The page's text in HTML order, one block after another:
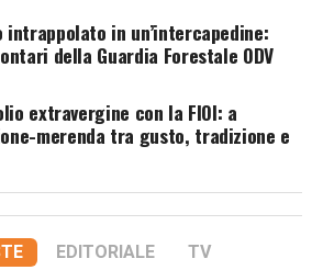
in un’intercapedine:
della Guardia Forestale ODV
extravergine con la FIOI: a
merenda tra gusto, tradizione e
EDITORIALE TV